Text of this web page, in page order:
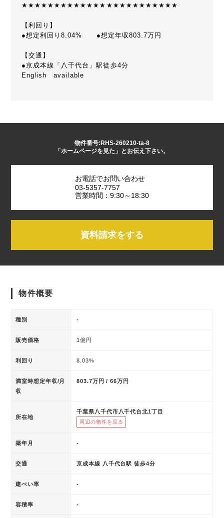
★★★★★★★★★★★★★★★★★★★★★★★★
【利回り】
●想定利回り8.04% ●想定年収803.7万円
【交通】
●京成本線「八千代台」駅徒歩4分
English available
物件番号:RHS-260210-ta-8
「ホームページを見た」とお伝え下さい。
お電話でお問い合わせ
03-5357-7757
営業時間：9:30～18:30
資料請求をする
物件概要
種別 -
販売価格 1億円
利回り 8.03%
満室時想定年収/月
収
803.7万円 / 66万円
所在地
千葉県八千代市八千代台北1丁目
周辺の物件を見る
築年月 -
交通 京成本線 八千代台駅 徒歩4分
建ぺい率 -
容積率 -